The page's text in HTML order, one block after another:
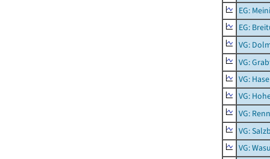
EG:
EG:
VG:
VG:
VG:
VG:
VG:
VG:
VG: